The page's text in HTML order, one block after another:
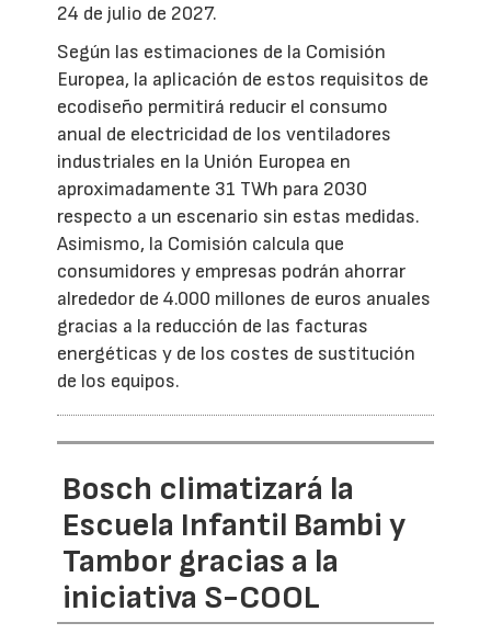
24 de julio de 2027.
Según las estimaciones de la Comisión
Europea, la aplicación de estos requisitos de
ecodiseño permitirá reducir el consumo
anual de electricidad de los ventiladores
industriales en la Unión Europea en
aproximadamente 31 TWh para 2030
respecto a un escenario sin estas medidas.
Asimismo, la Comisión calcula que
consumidores y empresas podrán ahorrar
alrededor de 4.000 millones de euros anuales
gracias a la reducción de las facturas
energéticas y de los costes de sustitución
de los equipos.
Bosch climatizará la
Escuela Infantil Bambi y
Tambor gracias a la
iniciativa S-COOL